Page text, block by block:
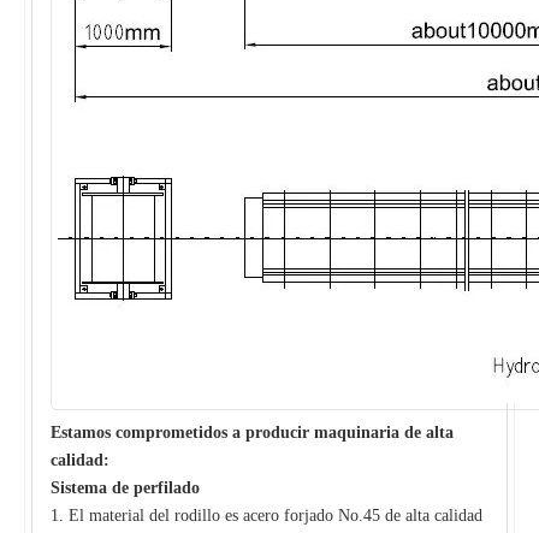
Estamos comprometidos a producir maquinaria de alta
calidad:
Sistema de perfilado
1. El material del rodillo es acero forjado No.45 de alta calidad